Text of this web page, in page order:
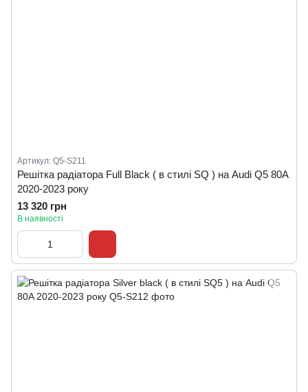
Артикул: Q5-S211
Решітка радіатора Full Black ( в стилі SQ ) на Audi Q5 80A
2020-2023 року
13 320 грн
В наявності